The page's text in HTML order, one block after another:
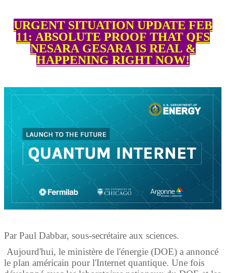
URGENT SITUATION UPDATE FEB
11: ABSOLUTE PROOF THAT QFS
NESARA GESARA IS REAL &
HAPPENING RIGHT NOW!
Par Paul Dabbar, sous-secrétaire aux sciences.
Aujourd'hui, le ministère de l'énergie (DOE) a annoncé
le plan américain pour l'Internet quantique. Une fois